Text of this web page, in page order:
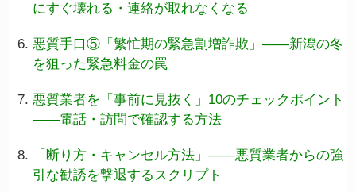
にすぐ壊れる・連絡が取れなくなる
悪質手口⑤「繁忙期の緊急割増詐欺」——新潟の冬
を狙った緊急料金の罠
悪質業者を「事前に見抜く」10のチェックポイント
——電話・訪問で確認する方法
「断り方・キャンセル方法」——悪質業者からの強
引な勧誘を撃退するスクリプト